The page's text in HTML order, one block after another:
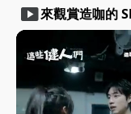
smart_display來觀賞造咖的